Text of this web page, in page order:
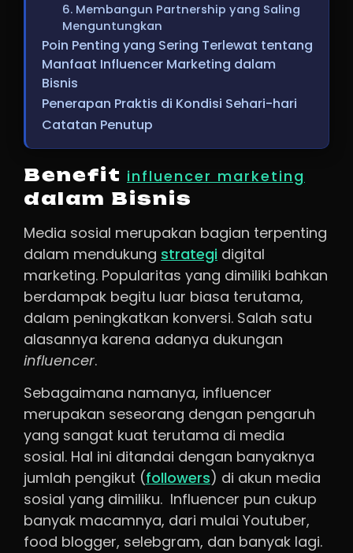
6. Membangun Partnership yang Saling
Menguntungkan
Poin Penting yang Sering Terlewat tentang
Manfaat Influencer Marketing dalam
Bisnis
Penerapan Praktis di Kondisi Sehari-hari
Catatan Penutup
Benefit influencer marketing
dalam Bisnis
Media sosial merupakan bagian terpenting
dalam mendukung strategi digital
marketing. Popularitas yang dimiliki bahkan
berdampak begitu luar biasa terutama,
dalam peningkatkan konversi. Salah satu
alasannya karena adanya dukungan
influencer.
Sebagaimana namanya, influencer
merupakan seseorang dengan pengaruh
yang sangat kuat terutama di media
sosial. Hal ini ditandai dengan banyaknya
jumlah pengikut (followers) di akun media
sosial yang dimiliku. Influencer pun cukup
banyak macamnya, dari mulai Youtuber,
food blogger, selebgram, dan banyak lagi.